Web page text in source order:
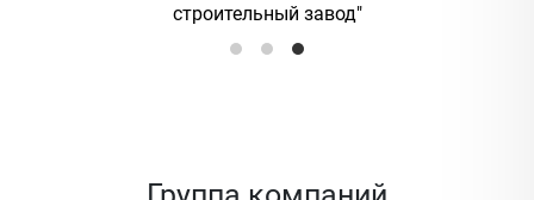
строительный завод"